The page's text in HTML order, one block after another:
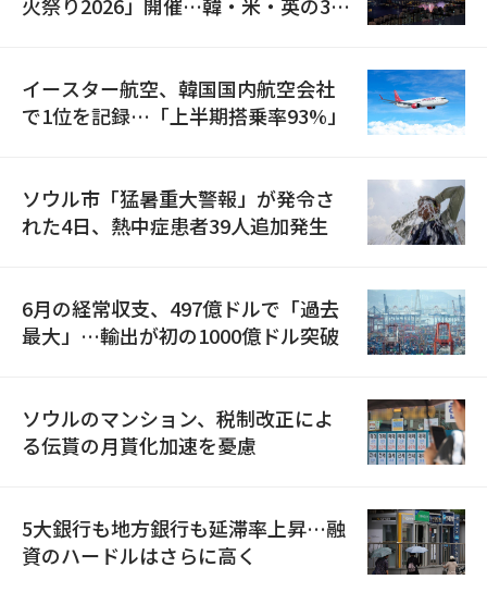
イースター航空、韓国国内航空会社
で1位を記録…「上半期搭乗率93%」
ソウル市「猛暑重大警報」が発令さ
れた4日、熱中症患者39人追加発生
6月の経常収支、497億ドルで「過去
最大」…輸出が初の1000億ドル突破
ソウルのマンション、税制改正によ
る伝貰の月貰化加速を憂慮
5大銀行も地方銀行も延滞率上昇…融
資のハードルはさらに高く